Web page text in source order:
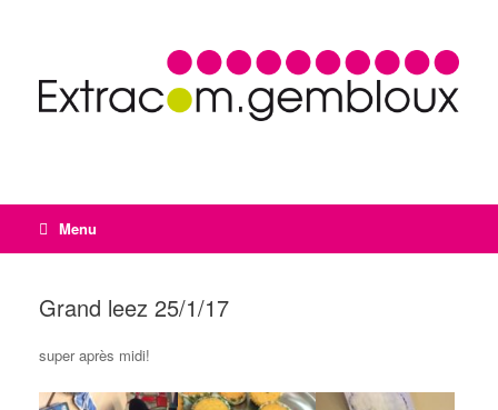
Menu
Grand leez 25/1/17
super après midi!